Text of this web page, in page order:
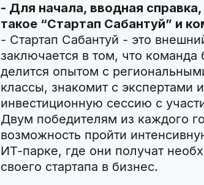
- Для начала, вводная
такое “Стартап Сабантуй” и
- Стартап Сабантуй - это
заключается в том, что
делится опытом с
классы, знакомит с экспертами
инвестиционную сессию с
Двум победителям из каждого
возможность пройти
ИТ-парке, где они получат
своего стартапа в бизнес.